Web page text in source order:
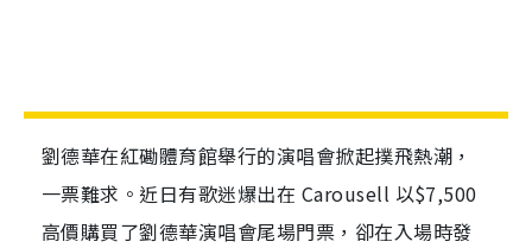
劉德華在紅磡體育館舉行的演唱會掀起撲飛熱潮，
一票難求。近日有歌迷爆出在 Carousell 以$7,500
高價購買了劉德華演唱會尾場門票，卻在入場時發